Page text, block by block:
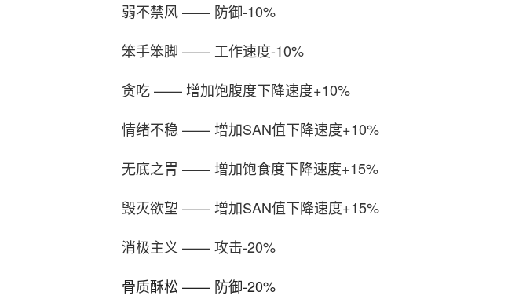
弱不禁风 —— 防御-10%
笨手笨脚 —— 工作速度-10%
贪吃 —— 增加饱腹度下降速度+10%
情绪不稳 —— 增加SAN值下降速度+10%
无底之胃 —— 增加饱食度下降速度+15%
毁灭欲望 —— 增加SAN值下降速度+15%
消极主义 —— 攻击-20%
骨质酥松 —— 防御-20%